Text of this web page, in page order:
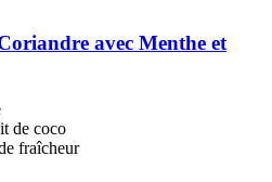
avec Menthe et
de coco
fraîcheur